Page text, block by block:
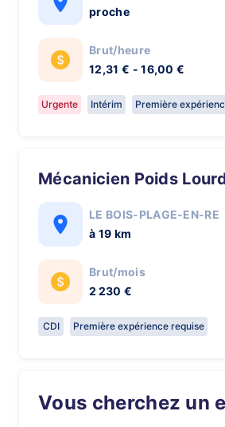
proche
Brut/heure
12,31 € - 16,00 €
Urgente Intérim Première
Mécanicien Poids
LE BOIS-PLAGE-EN-RE
à 19 km
Brut/mois
2 230 €
CDI Première expérience requise
Vous cherchez un